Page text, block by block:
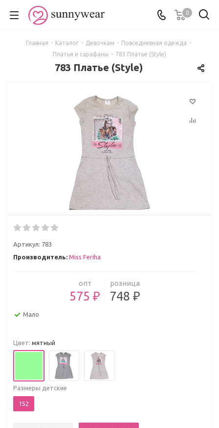
0
Главная - Каталог - Девочкам - Повседневная одежда -
Платья и сарафаны - 783 Платье (Style)
783 Платье (Style)
Артикул: 783
Производитель: Miss Feriha
опт
575 ₽
розница
748 ₽
Мало
Цвет: мятный
Размеры детские
152